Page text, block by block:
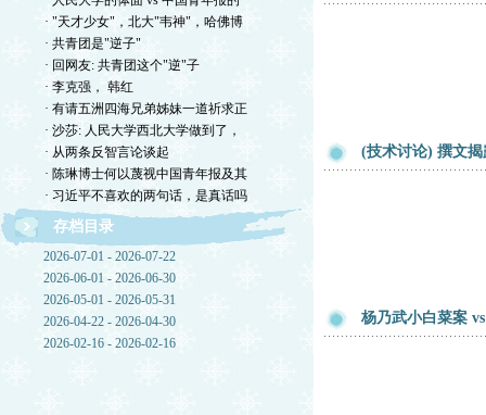
· "天才少女"，北大"韦神"，哈佛博
· 共青团是"逆子"
· 回网友: 共青团这个"逆"子
· 李克强， 韩红
· 有请五洲四海兄弟姊妹一道祈求正
· 沙莎: 人民大学西北大学做到了，
· 从两条反智言论谈起
· 陈琳博士何以蔑视中国青年报及其
· 习近平不喜欢的两句话，是真话吗
存档目录
2026-07-01 - 2026-07-22
2026-06-01 - 2026-06-30
2026-05-01 - 2026-05-31
2026-04-22 - 2026-04-30
2026-02-16 - 2026-02-16
(技术讨论) 撰文
杨乃武小白菜案